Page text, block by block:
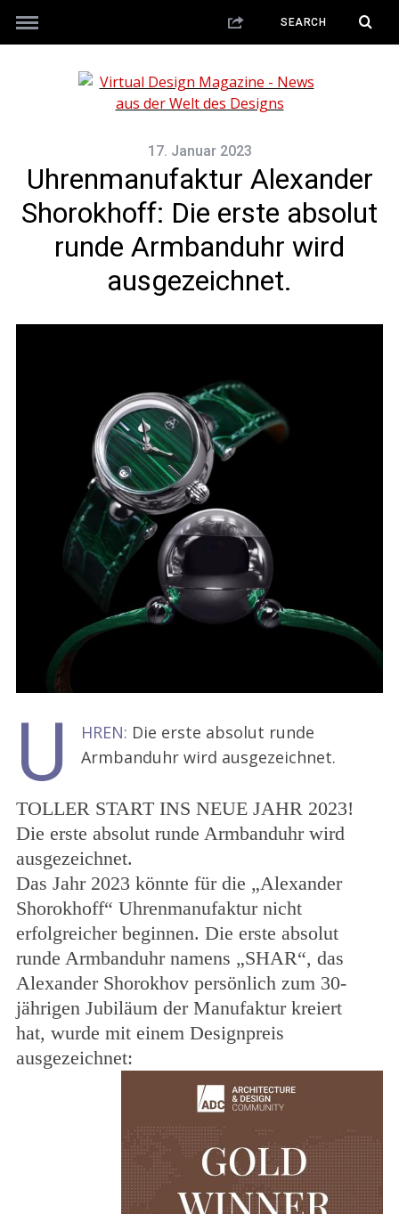
17. Januar 2023
Uhrenmanufaktur Alexander
Shorokhoff: Die erste absolut
runde Armbanduhr wird
ausgezeichnet.
U HREN: Die erste absolut runde
Armbanduhr wird ausgezeichnet.
TOLLER START INS NEUE JAHR 2023!
Die erste absolut runde Armbanduhr wird
ausgezeichnet.
Das Jahr 2023 könnte für die „Alexander
Shorokhoff“ Uhrenmanufaktur nicht
erfolgreicher beginnen. Die erste absolut
runde Armbanduhr namens „SHAR“, das
Alexander Shorokhov persönlich zum 30-
jährigen Jubiläum der Manufaktur kreiert
hat, wurde mit einem Designpreis
ausgezeichnet: